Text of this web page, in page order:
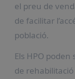
el preu de
de facilitar
població.
Els HPO
de rehabilitació